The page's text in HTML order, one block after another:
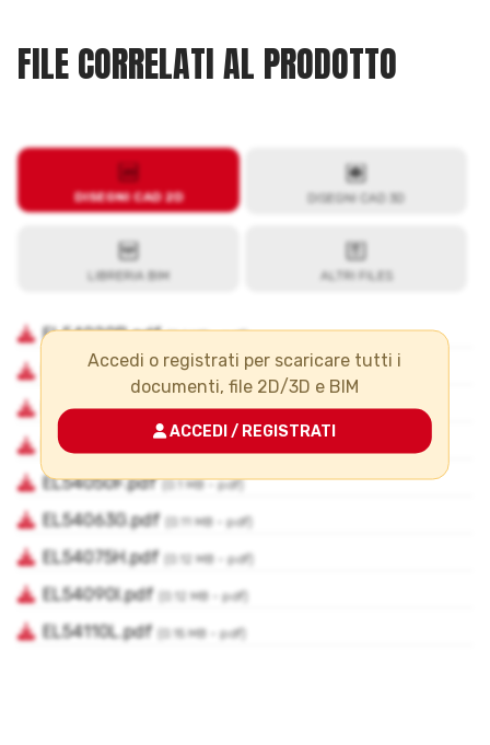
FILE CORRELATI AL PRODOTTO
Accedi o registrati per scaricare tutti i
documenti, file 2D/3D e BIM
ACCEDI / REGISTRATI